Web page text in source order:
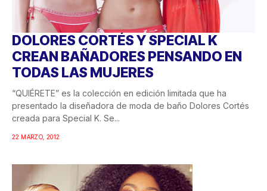
DOLORES CORTÉS Y SPECIAL K
CREAN BAÑADORES PENSANDO EN
TODAS LAS MUJERES
“QUIÉRETE” es la colección en edición limitada que ha
presentado la diseñadora de moda de baño Dolores Cortés
creada para Special K. Se...
22 MARZO, 2012